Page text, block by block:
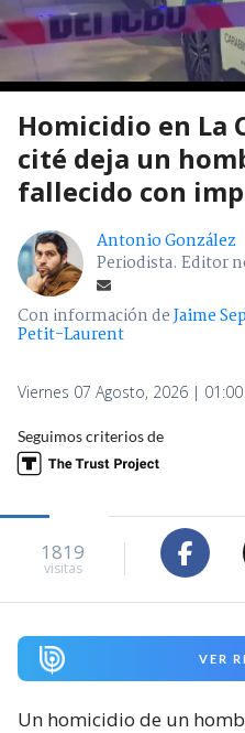
Homicidio en La
cité deja un
fallecido con
Antonio González
Periodista. Editor
Con información deJaime
Petit-Laurent
Viernes 07 Agosto, 2026 | 01:00
Seguimos criterios de
1819
visitas
VER
Un homicidio de un